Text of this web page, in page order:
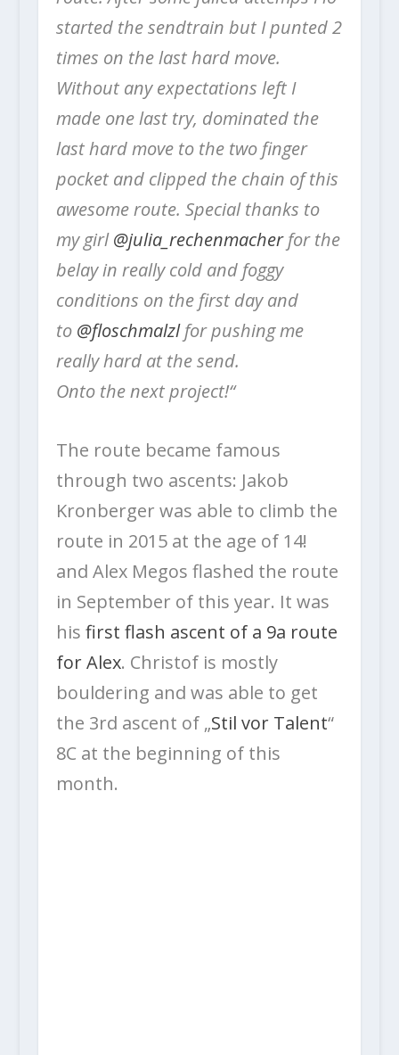
started the sendtrain but I punted 2
times on the last hard move.
Without any expectations left I
made one last try, dominated the
last hard move to the two finger
pocket and clipped the chain of this
awesome route. Special thanks to
my girl@julia_rechenmacherfor the
belay in really cold and foggy
conditions on the first day and
to @floschmalzlfor pushing me
really hard at the send.
Onto the next project!“
The route became famous
through two ascents: Jakob
Kronberger was able to climb the
route in 2015 at the age of 14!
and Alex Megos flashed the route
in September of this year. It was
his first flash ascent of a 9a route
for Alex. Christof is mostly
bouldering and was able to get
the 3rd ascent of „Stil vor Talent“
8C at the beginning of this
month.